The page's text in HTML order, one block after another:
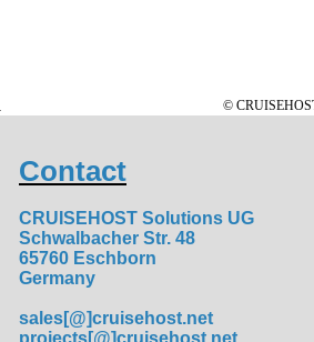
©
Contact
CRUISEHOST Solutions UG
Schwalbacher Str. 48
65760 Eschborn
Germany
sales[@]cruisehost.net
projects[@]cruisehost.net